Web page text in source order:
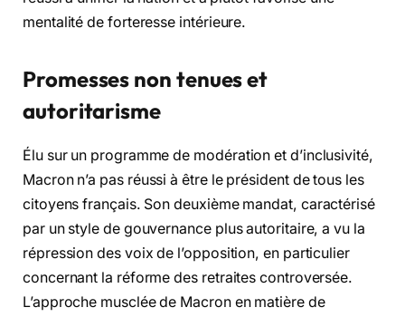
mentalité de forteresse intérieure.
Promesses non tenues et
autoritarisme
Élu sur un programme de modération et d’inclusivité,
Macron n’a pas réussi à être le président de tous les
citoyens français. Son deuxième mandat, caractérisé
par un style de gouvernance plus autoritaire, a vu la
répression des voix de l’opposition, en particulier
concernant la réforme des retraites controversée.
L’approche musclée de Macron en matière de